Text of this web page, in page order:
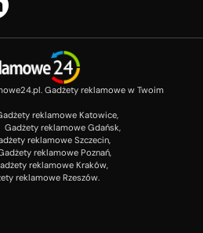
Gadżety reklamowe w Twoim
reklamowe Katowice,
Gadżety reklamowe Gdańsk,
reklamowe Szczecin,
reklamowe Poznań,
reklamowe Kraków,
reklamowe Rzeszów.